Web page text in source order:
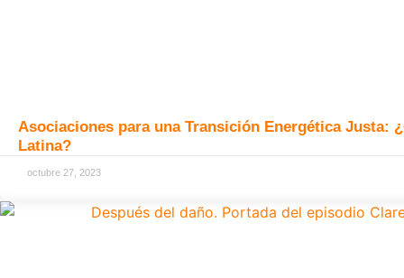
Asociaciones para una Transición Energética Justa:
Latina?
octubre 27, 2023